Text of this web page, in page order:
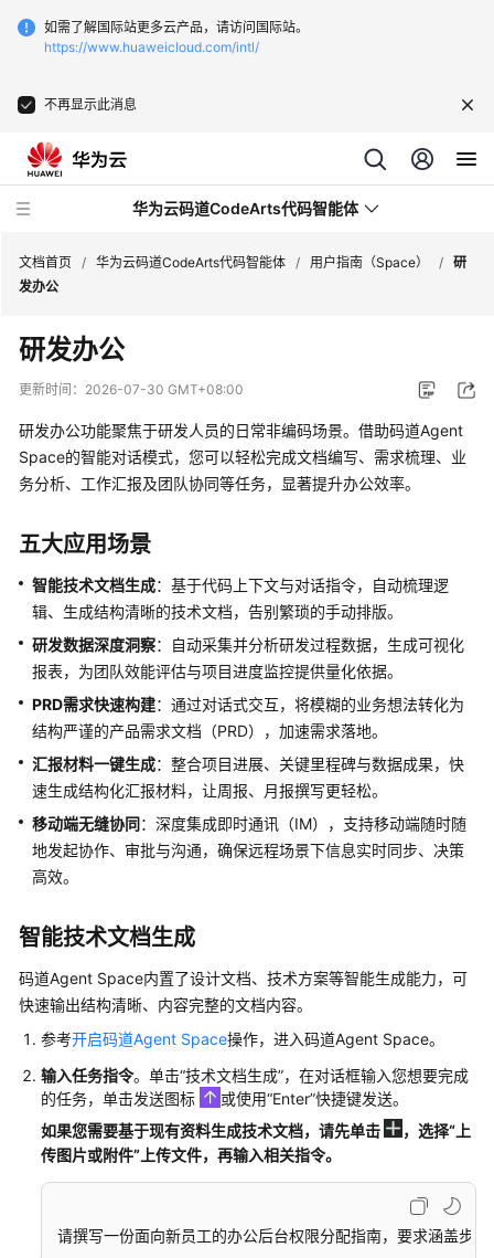
如需了解国际站更多云产品，请访问国际站。
https://www.huaweicloud.com/intl/
不再显示此消息
华为云码道CodeArts代码智能体
最
新
动
产
品
绍
计
费
明
快
速
入
门
用
户
指
（IDE）
用
户
南
（控
制
台）
文档首页 / 华为云码道CodeArts代码智能体 / 用户指南（Space） / 研
发办公
研发办公
更新时间： 2026-07-30 GMT+08:00
研发办公功能聚焦于研发人员的日常非编码场景。借助码道Agent
Space的智能对话模式，您可以轻松完成文档编写、需求梳理、业
务分析、工作汇报及团队协同等任务，显著提升办公效率。
五大应用场景
智能技术文档生成：基于代码上下文与对话指令，自动梳理逻
辑、生成结构清晰的技术文档，告别繁琐的手动排版。
研发数据深度洞察：自动采集并分析研发过程数据，生成可视化
报表，为团队效能评估与项目进度监控提供量化依据。
PRD需求快速构建：通过对话式交互，将模糊的业务想法转化为
结构严谨的产品需求文档（PRD），加速需求落地。
汇报材料一键生成：整合项目进展、关键里程碑与数据成果，快
速生成结构化汇报材料，让周报、月报撰写更轻松。
移动端无缝协同：深度集成即时通讯（IM），支持移动端随时随
地发起协作、审批与沟通，确保远程场景下信息实时同步、决策
高效。
智能技术文档生成
码道Agent Space内置了设计文档、技术方案等智能生成能力，可
快速输出结构清晰、内容完整的文档内容。
参考开启码道Agent Space操作，进入码道Agent Space。
输入任务指令。单击“技术文档生成”，在对话框输入您想要完成
的任务，单击发送图标
或使用“Enter”快捷键发送。
如果您需要基于现有资料生成技术文档， 请先单击 ，选择“上
传图片或附件” 上传文件，再输入相关指令。
请撰写一份面向新员工的办公后台权限分配指南，要求涵盖步